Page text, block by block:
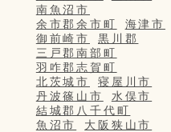
南魚沼市
余市郡余市町
海津市
御前崎市
黒川郡
三戸郡南部町
羽咋郡志賀町
北茨城市
寝屋川市
丹波篠山市
水俣市
結城郡八千代町
魚沼市
大阪狭山市